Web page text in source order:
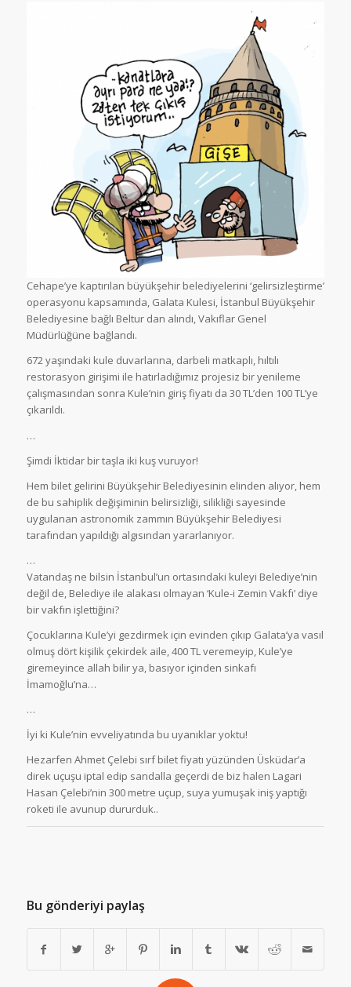
Cehape’ye kaptırılan büyükşehir belediyelerini ‘gelirsizleştirme’
operasyonu kapsamında, Galata Kulesi, İstanbul Büyükşehir
Belediyesine bağlı Beltur dan alındı, Vakıflar Genel
Müdürlüğüne bağlandı.
672 yaşındaki kule duvarlarına, darbeli matkaplı, hıltılı
restorasyon girişimi ile hatırladığımız projesiz bir yenileme
çalışmasından sonra Kule’nin giriş fiyatı da 30 TL’den 100 TL’ye
çıkarıldı.
…
Şimdi İktidar bir taşla iki kuş vuruyor!
Hem bilet gelirini Büyükşehir Belediyesinin elinden alıyor, hem
de bu sahiplik değişiminin belirsizliği, silikliği sayesinde
uygulanan astronomik zammın Büyükşehir Belediyesi
tarafından yapıldığı algısından yararlanıyor.
…
Vatandaş ne bilsin İstanbul’un ortasındaki kuleyi Belediye’nin
değil de, Belediye ile alakası olmayan ‘Kule-i Zemin Vakfı’ diye
bir vakfın işlettiğini?
Çocuklarına Kule’yi gezdirmek için evinden çıkıp Galata’ya vasıl
olmuş dört kişilik çekirdek aile, 400 TL veremeyip, Kule’ye
giremeyince allah bilir ya, basıyor içinden sinkafı
İmamoğlu’na…
…
İyi ki Kule’nin evveliyatında bu uyanıklar yoktu!
Hezarfen Ahmet Çelebi sırf bilet fiyatı yüzünden Üsküdar’a
direk uçuşu iptal edip sandalla geçerdi de biz halen Lagari
Hasan Çelebi’nin 300 metre uçup, suya yumuşak iniş yaptığı
roketi ile avunup dururduk..
Bu gönderiyi paylaş